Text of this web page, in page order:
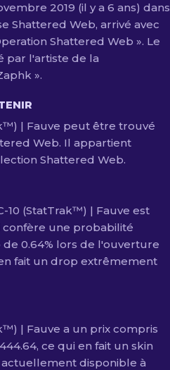
2019 (il y a 6 ans) dans
Shattered Web, arrivé avec
Shattered Web ». Le
par l'artiste de la
».
| Fauve peut être trouvé
Web. Il appartient
Shattered Web.
10 (StatTrak™) | Fauve est
confère une probabilité
0.64% lors de l'ouverture
fait un drop extrêmement
| Fauve a un prix compris
ce qui en fait un skin
disponible à